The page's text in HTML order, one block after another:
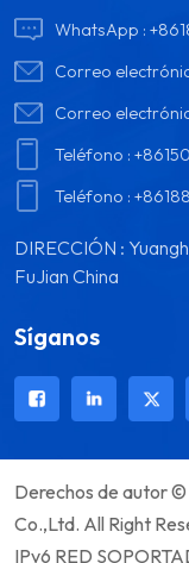
WhatsApp :
Correo
Correo
Teléfono :
Teléfono :
DIRECCIÓN :
FuJian China
Síganos
Derechos de autor
Co.,Ltd. All Right
IPv6 RED